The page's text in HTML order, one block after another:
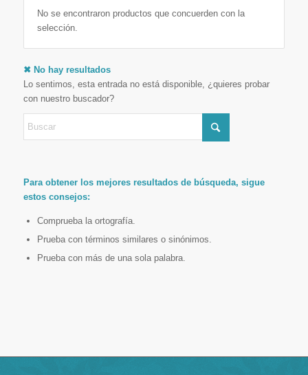
No se encontraron productos que concuerden con la
selección.
✖ No hay resultados
Lo sentimos, esta entrada no está disponible, ¿quieres probar
con nuestro buscador?
Para obtener los mejores resultados de búsqueda, sigue
estos consejos:
Comprueba la ortografía.
Prueba con términos similares o sinónimos.
Prueba con más de una sola palabra.